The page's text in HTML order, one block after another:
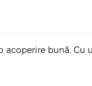
bună.